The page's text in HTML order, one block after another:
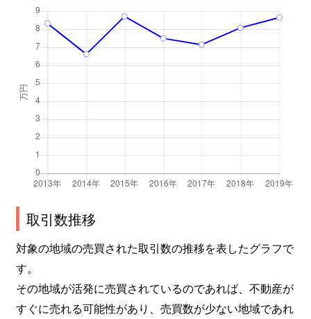
取引数推移
対象の地域の売買された取引数の推移を表したグラフで
す。
その地域が活発に売買されているのであれば、不動産が
すぐに売れる可能性があり、売買数が少ない地域であれ